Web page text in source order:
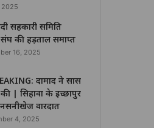
2025
सहकारी समिति
संघ की हड़ताल समाप्त
16, 2025
दामाद ने सास
| सिहावा के इच्छापुर
वारदात
4, 2025